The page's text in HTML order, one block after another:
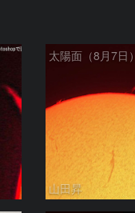
太陽面（8月7日）
山田昇